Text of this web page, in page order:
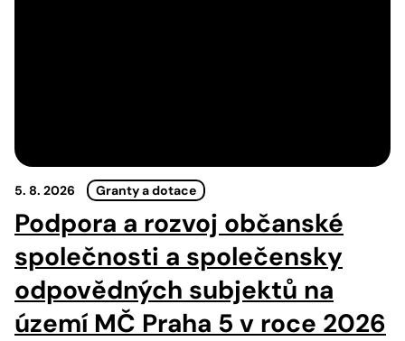
5. 8. 2026 Granty a dotace
Podpora a rozvoj občanské
společnosti a společensky
odpovědných subjektů na
území MČ Praha 5 v roce 2026